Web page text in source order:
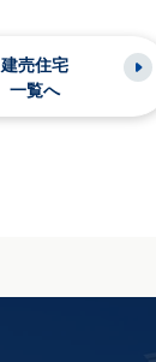
建売住宅
一覧へ